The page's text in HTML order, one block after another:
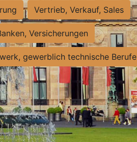
Vertrieb, Verkauf, Sales
Versicherungen
gewerblich technische Berufe